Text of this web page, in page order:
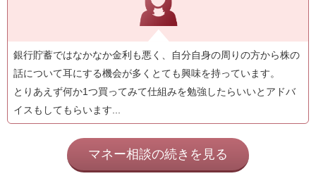
銀行貯蓄ではなかなか金利も悪く、自分自身の周りの方から株の
話について耳にする機会が多くとても興味を持っています。
とりあえず何か1つ買ってみて仕組みを勉強したらいいとアドバ
イスもしてもらいます...
マネー相談の続きを見る